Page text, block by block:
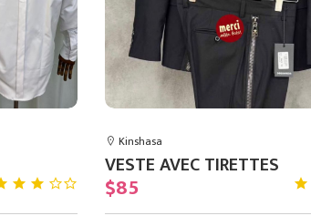
Kinshasa
VESTE AVEC TIRETTES
$85